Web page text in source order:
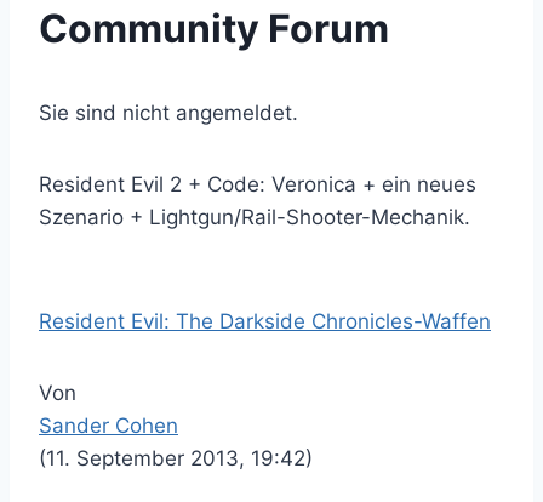
Community Forum
Sie sind nicht angemeldet.
Resident Evil 2 + Code: Veronica + ein neues
Szenario + Lightgun/Rail-Shooter-Mechanik.
Resident Evil: The Darkside Chronicles-Waffen
Von
Sander Cohen
(11. September 2013, 19:42)